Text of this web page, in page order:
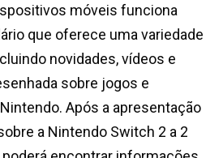
móveis funciona
que oferece uma variedade
novidades, vídeos e
sobre jogos e
Após a apresentação
a Nintendo Switch 2 a 2